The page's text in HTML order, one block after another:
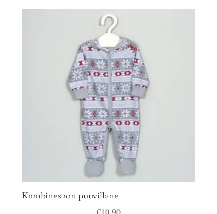
Kombinesoon puuvillane